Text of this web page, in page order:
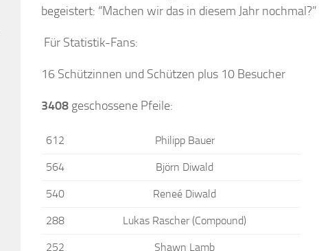
begeistert: “Machen wir das in diesem Jahr nochmal?”
Für Statistik-Fans:
16 Schützinnen und Schützen plus 10 Besucher
3408 geschossene Pfeile:
612 Philipp Bauer
564 Björn Diwald
540 Reneé Diwald
288 Lukas Rascher (Compound)
252 Shawn Lamb